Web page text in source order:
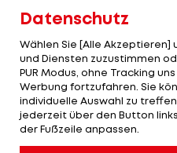
Valencia.
1
Datenschutz
Wählen Sie [Alle Akzeptieren]
und Diensten zuzustimmen
PUR Modus, ohne Tracking
Werbung fortzufahren. Sie
individuelle Auswahl zu
jederzeit über den Button
der Fußzeile anpassen.